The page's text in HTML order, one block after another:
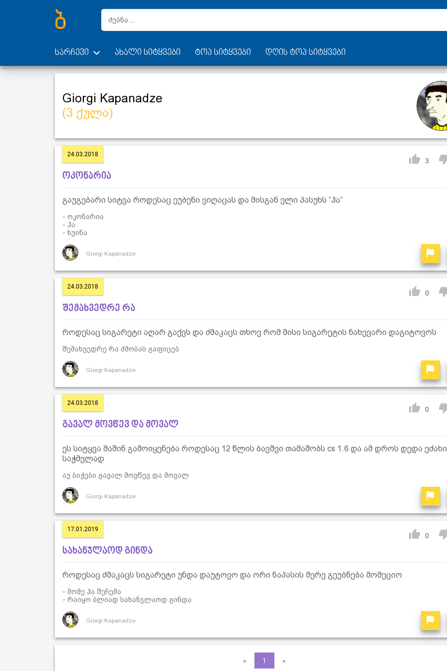
სარჩევი ახალი სიტყვები ტოპ სიტყვები დღის ტოპ სიტყვები
Giorgi Kapanadze
(3 ქულა)
24.03.2018
3
ოკონარია
გაუგებარი სიტვა როდესაც ეუბენი ვიღაცას და მისგან ელი პასუხს “ჰა“
- ოკონარია
- ჰა
- ხუინა
Giorgi Kapanadze
24.03.2018
0
შემახვედრე რა
როდესაც სიგარეტი აღარ გაქვს და ძმაკაცს თხოვ რომ მისი სიგარეტის ნახევარი დაგიტოვოს
შემახვედრე რა ძმობას გაფიცებ
Giorgi Kapanadze
24.03.2018
0
გავალ მოვწევ და მოვალ
ეს სიტყვა მაშინ გამოიყენება როდესაც 12 წლის ბავშვი თამაშობს cs 1.6 და ამ დროს დედა
საჭმელად
აუ ბიჭები გავალ მოვწევ და მოვალ
Giorgi Kapanadze
17.01.2019
0
სახანჯლაოდ გინდა
როდესაც ძმაკაცს სიგარეტი უნდა დაუტოვო და ორი ნაპასის მერე გეუბნება მომეციო
- მომე ჰა შეჩემა
- რაიყო ბლიად სახანჯლაოდ გინდა
Giorgi Kapanadze
« 1 »